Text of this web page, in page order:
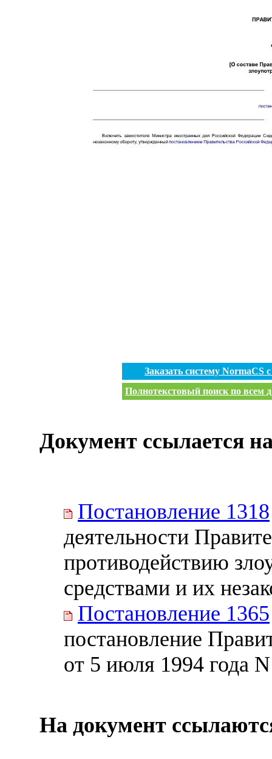
Заказать систему
Полнотекстовый поиск по всем
Документ ссылается
Постановление 1318
деятельности
противодействию
средствами и их
Постановление 1365
постановление
от 5 июля 1994 года
На документ